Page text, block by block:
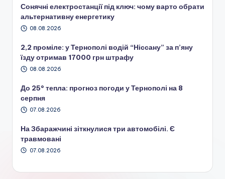
Сонячні електростанції під ключ: чому варто обрати
альтернативну енергетику
08.08.2026
2,2 проміле: у Тернополі водій “Ніссану” за п’яну
їзду отримав 17000 грн штрафу
08.08.2026
До 25° тепла: прогноз погоди у Тернополі на 8
серпня
07.08.2026
На Збаражчині зіткнулися три автомобілі. Є
травмовані
07.08.2026